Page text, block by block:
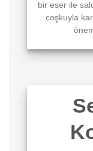
bir eser ile
coşkuyla